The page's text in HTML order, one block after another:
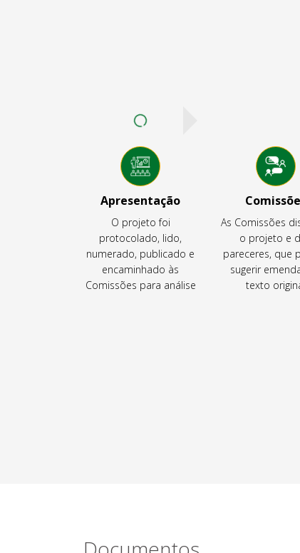
Apresentação
O projeto foi
protocolado, lido,
numerado, publicado e
encaminhado às
Comissões para análise
As Comissões
o projeto e
pareceres, que
sugerir
texto